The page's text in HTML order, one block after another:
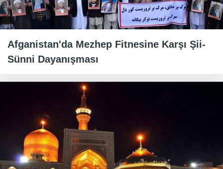
Afganistan'da Mezhep Fitnesine Karşı Şii-
Sünni Dayanışması